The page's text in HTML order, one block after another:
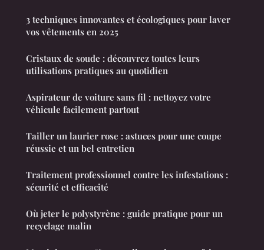
3 techniques innovantes et écologiques pour laver
vos vêtements en 2025
Cristaux de soude : découvrez toutes leurs
utilisations pratiques au quotidien
Aspirateur de voiture sans fil : nettoyez votre
véhicule facilement partout
Tailler un laurier rose : astuces pour une coupe
réussie et un bel entretien
Traitement professionnel contre les infestations :
sécurité et efficacité
Où jeter le polystyrène : guide pratique pour un
recyclage malin